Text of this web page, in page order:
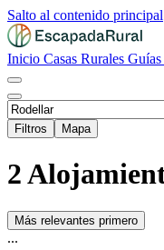
Salto al contenido principal
Inicio Casas Rurales Guías
Filtros
Mapa
2
Más relevantes primero
...